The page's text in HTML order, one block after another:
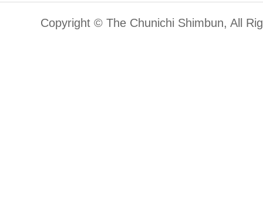
Copyright © The Chunichi Shimbun, All